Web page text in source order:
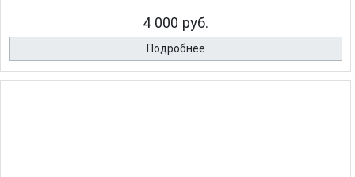
4 000 руб.
Подробнее